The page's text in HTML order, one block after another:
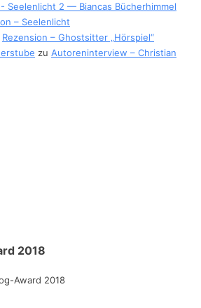
Seelenlicht 2 — Biancas Bücherhimmel
– Seelenlicht
Rezension – Ghostsitter „Hörspiel“
zu Autoreninterview – Christian
2018